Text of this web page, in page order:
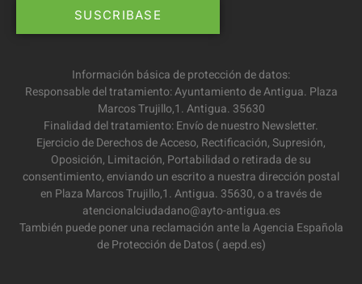
Información básica de protección de datos:
Responsable del tratamiento: Ayuntamiento de Antigua. Plaza
Marcos Trujillo,1. Antigua. 35630
Finalidad del tratamiento: Envío de nuestro Newsletter.
Ejercicio de Derechos de Acceso, Rectificación, Supresión,
Oposición, Limitación, Portabilidad o retirada de su
consentimiento, enviando un escrito a nuestra dirección postal
en Plaza Marcos Trujillo,1. Antigua. 35630, o a través de
atencionalciudadano@ayto-antigua.es
También puede poner una reclamación ante la Agencia Española
de Protección de Datos ( aepd.es)